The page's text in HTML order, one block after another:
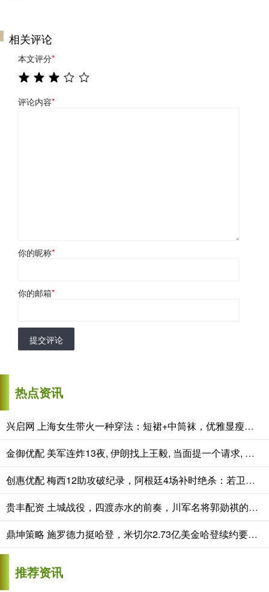
相关评论
本文评分*
评论内容*
你的昵称*
你的邮箱*
提交评论
热点资讯
兴启网 上海女生带火一种穿法：短裙+中筒袜，优雅显瘦，美得犯规
金御优配 美军连炸13夜, 伊朗找上王毅, 当面提一个请求, 特朗普为中俄说话
创惠优配 梅西12助攻破纪录，阿根廷4场补时绝杀：若卫冕西班牙，将成64年来最强王朝
贵丰配资 土城战役，四渡赤水的前奏，川军名将郭勋祺的封神之战
鼎坤策略 施罗德力挺哈登，米切尔2.73亿美金哈登续约要降薪
推荐资讯